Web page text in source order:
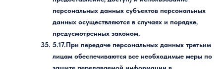
персональных данных субъектов персональных
данных осуществляются в случаях и порядке,
предусмотренных законом.
5.17.При передаче персональных данных третьим
лицам обеспечиваются все необходимые меры по